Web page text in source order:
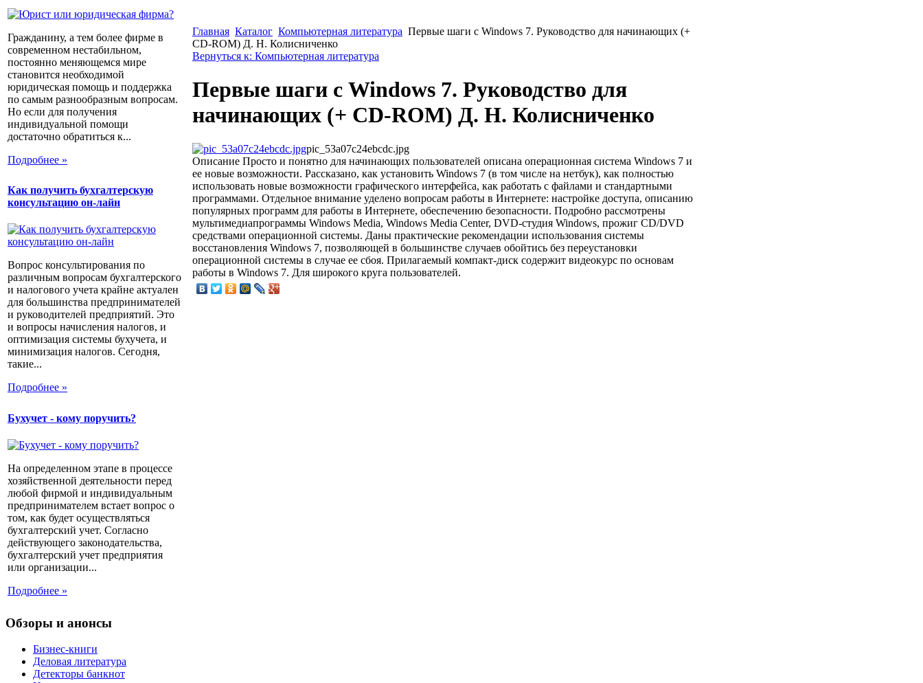
Гражданину, а тем более фирме в
современном нестабильном,
постоянно меняющемся мире
становится необходимой
юридическая помощь и поддержка
по самым разнообразным вопросам.
Но если для получения
индивидуальной помощи
достаточно обратиться к...
Подробнее »
Как получить бухгалтерскую
консультацию он-лайн
Вопрос консультирования по
различным вопросам бухгалтерского
и налогового учета крайне актуален
для большинства предпринимателей
и руководителей предприятий. Это
и вопросы начисления налогов, и
оптимизация системы бухучета, и
минимизация налогов. Сегодня,
такие...
Подробнее »
Бухучет - кому поручить?
На определенном этапе в процессе
хозяйственной деятельности перед
любой фирмой и индивидуальным
предпринимателем встает вопрос о
том, как будет осуществляться
бухгалтерский учет. Согласно
действующего законодательства,
бухгалтерский учет предприятия
или организации...
Подробнее »
Главная Каталог Компьютерная литература Первые шаги с Windows 7. Руководство для начинающих (+
CD-ROM) Д. Н. Колисниченко
Вернуться к: Компьютерная литература
Первые шаги с Windows 7. Руководство для
начинающих (+ CD-ROM) Д. Н. Колисниченко
pic_53a07c24ebcdc.jpg
Описание Просто и понятно для начинающих пользователей описана операционная система Windows 7 и
ее новые возможности. Рассказано, как установить Windows 7 (в том числе на нетбук), как полностью
использовать новые возможности графического интерфейса, как работать с файлами и стандартными
программами. Отдельное внимание уделено вопросам работы в Интернете: настройке доступа, описанию
популярных программ для работы в Интернете, обеспечению безопасности. Подробно рассмотрены
мультимедиапрограммы Windows Media, Windows Media Center, DVD-студия Windows, прожиг CD/DVD
средствами операционной системы. Даны практические рекомендации использования системы
восстановления Windows 7, позволяющей в большинстве случаев обойтись без переустановки
операционной системы в случае ее сбоя. Прилагаемый компакт-диск содержит видеокурс по основам
работы в Windows 7. Для широкого круга пользователей.
Обзоры и анонсы
Бизнес-книги
Деловая литература
Детекторы банкнот